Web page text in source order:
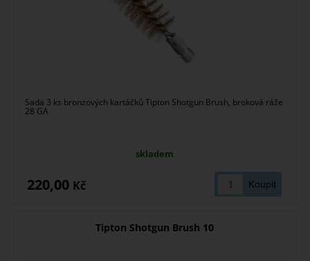
Sada 3 ks bronzových kartáčků Tipton Shotgun Brush, broková ráže
28 GA
skladem
220,00 Kč
Tipton Shotgun Brush 10